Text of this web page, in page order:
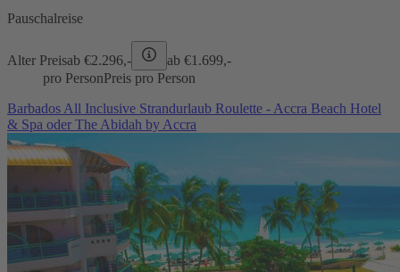
Pauschalreise
Alter Preisab €2.296,- ab €1.699,-
pro PersonPreis pro Person
Barbados All Inclusive Strandurlaub Roulette - Accra Beach Hotel
& Spa oder The Abidah by Accra